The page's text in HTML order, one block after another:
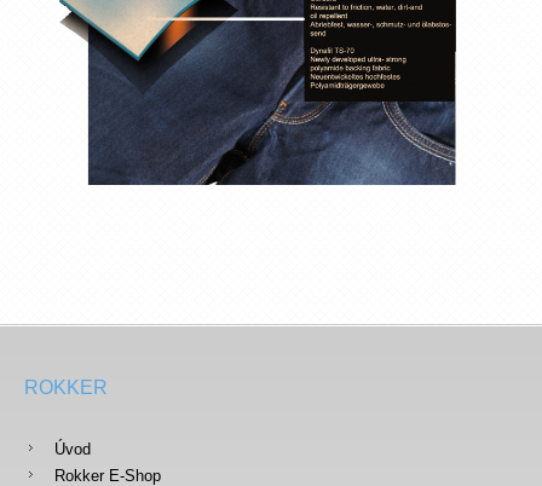
ROKKER
Úvod
Rokker E-Shop